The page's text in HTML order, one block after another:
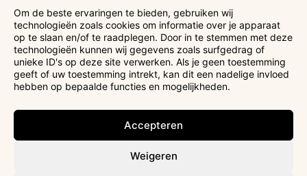
Om de beste ervaringen te bieden, gebruiken wij
technologieën zoals cookies om informatie over je apparaat
op te slaan en/of te raadplegen. Door in te stemmen met deze
technologieën kunnen wij gegevens zoals surfgedrag of
unieke ID's op deze site verwerken. Als je geen toestemming
geeft of uw toestemming intrekt, kan dit een nadelige invloed
hebben op bepaalde functies en mogelijkheden.
Accepteren
Weigeren
Inschrijvingsvoorwaarden
Bezoekersvoorwaarden
Huurvoorwaarden
Privacyverklaring
Ticketverkoop